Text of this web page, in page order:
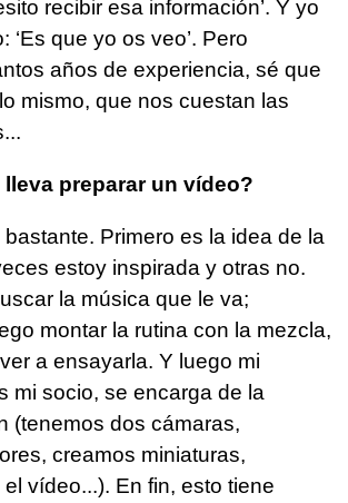
recibir esa información’. Y yo
‘Es que yo os veo’. Pero
años de experiencia, sé que
mismo, que nos cuestan las
preparar un vídeo?
Primero es la idea de la
estoy inspirada y otras no.
la música que le va;
montar la rutina con la mezcla,
a ensayarla. Y luego mi
mi socio, se encarga de la
(tenemos dos cámaras,
creamos miniaturas,
vídeo...). En fin, esto tiene